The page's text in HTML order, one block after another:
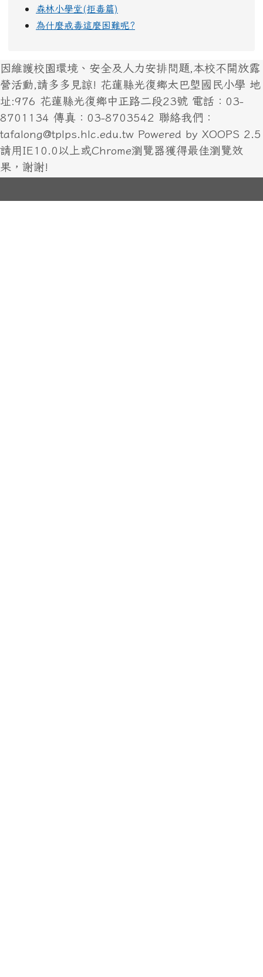
森林小學堂(拒毒篇)
為什麼戒毒這麼困難呢?
因維護校園環境、安全及人力安排問題,本校不開放露
營活動,請多多見諒! 花蓮縣光復鄉太巴塱國民小學 地
址:976 花蓮縣光復鄉中正路二段23號 電話：03-
8701134 傳真：03-8703542 聯絡我們：
tafalong@tplps.hlc.edu.tw Powered by XOOPS 2.5
請用IE10.0以上或Chrome瀏覽器獲得最佳瀏覽效
果，謝謝!